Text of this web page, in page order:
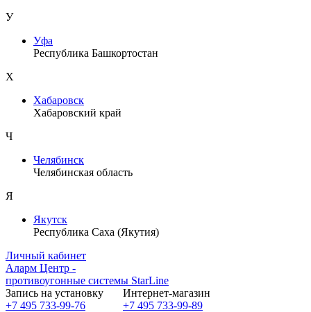
У
Уфа
Республика Башкортостан
Х
Хабаровск
Хабаровский край
Ч
Челябинск
Челябинская область
Я
Якутск
Республика Саха (Якутия)
Личный кабинет
Аларм Центр -
противоугонные системы StarLine
Запись на установку
+7 495 733-99-76
Интернет-магазин
+7 495 733-99-89